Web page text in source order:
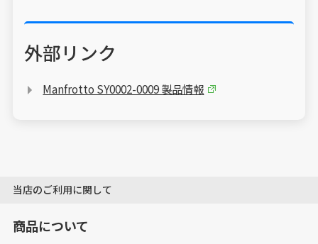
外部リンク
Manfrotto SY0002-0009 製品情報
当店のご利用に関して
商品について